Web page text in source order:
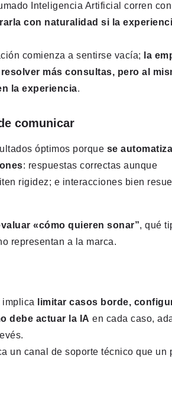
Inteligencia Artificial corren
con naturalidad si la
comienza a sentirse vacía;
la
más consultas, pero al
la experiencia.
comunicar
óptimos porque se
: respuestas correctas aunque
rigidez; e interacciones bien
«cómo quieren sonar”, qué
representan a la marca.
implica limitar casos borde,
debe actuar la IA en cada caso,
un canal de soporte técnico que un